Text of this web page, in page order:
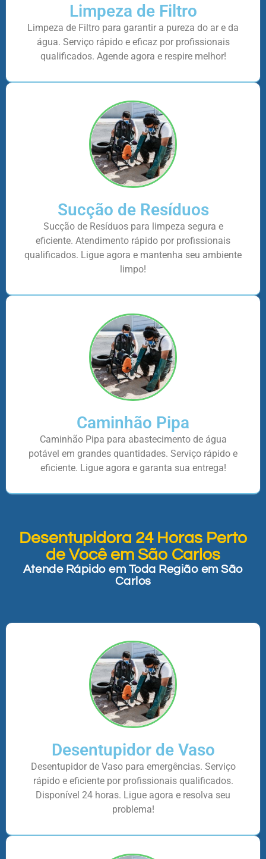
Limpeza de Filtro
Limpeza de Filtro para garantir a pureza do ar e da
água. Serviço rápido e eficaz por profissionais
qualificados. Agende agora e respire melhor!
Sucção de Resíduos
Sucção de Resíduos para limpeza segura e
eficiente. Atendimento rápido por profissionais
qualificados. Ligue agora e mantenha seu ambiente
limpo!
Caminhão Pipa
Caminhão Pipa para abastecimento de água
potável em grandes quantidades. Serviço rápido e
eficiente. Ligue agora e garanta sua entrega!
Desentupidora 24 Horas Perto
de Você em São Carlos
Atende Rápido em Toda Região em São
Carlos
Desentupidor de Vaso
Desentupidor de Vaso para emergências. Serviço
rápido e eficiente por profissionais qualificados.
Disponível 24 horas. Ligue agora e resolva seu
problema!